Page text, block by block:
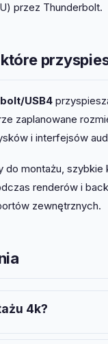
przez Thunderbolt.
USB4
zaplanowane
i interfejsów
montażu,
renderów i
zewnętrznych.
4k?